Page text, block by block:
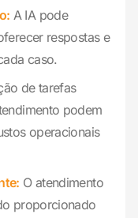
A IA pode
respostas e
caso.
de tarefas
podem
operacionais
O atendimento
proporcionado